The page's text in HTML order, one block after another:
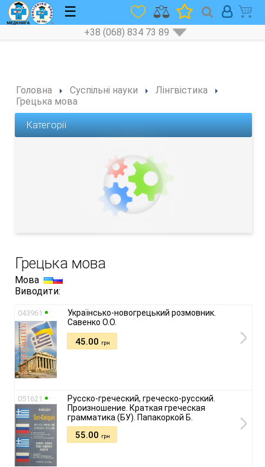
☰
+38 (068) 834 73 89
Головна Суспільні науки
Лінгвістика
Грецька мова
Категорії
Грецька мова
Мова
Виводити:
043961
Українсько-новогрецький розмовник.
Савенко О.О.
45.00 грн
051621
Русско-греческий, греческо-русский.
Произношение. Краткая греческая
грамматика (БУ). Папакоркой Б.
55.00 грн